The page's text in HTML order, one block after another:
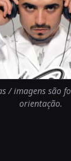
/ imagens são
orientação.